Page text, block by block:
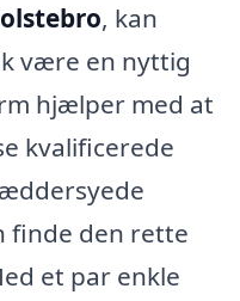
, kan
være en nyttig
hjælper med at
kvalificerede
finde den rette
et par enkle